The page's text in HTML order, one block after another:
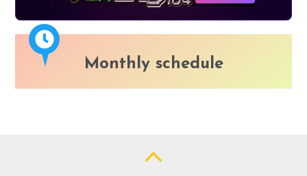
Monthly schedule